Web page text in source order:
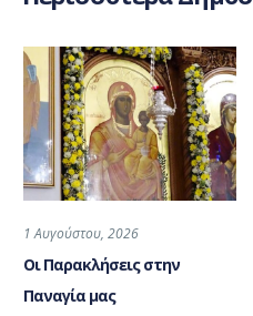
1 Αυγούστου, 2026
Οι Παρακλήσεις στην
Παναγία μας